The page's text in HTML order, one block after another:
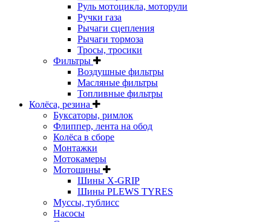
Руль мотоцикла, моторули
Ручки газа
Рычаги сцепления
Рычаги тормоза
Тросы, тросики
Фильтры
Воздушные фильтры
Масляные фильтры
Топливные фильтры
Колёса, резина
Буксаторы, римлок
Флиппер, лента на обод
Колёса в сборе
Монтажки
Мотокамеры
Мотошины
Шины X-GRIP
Шины PLEWS TYRES
Муссы, тублисс
Насосы